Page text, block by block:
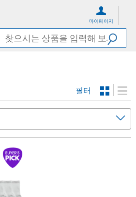
마이페이지
필터